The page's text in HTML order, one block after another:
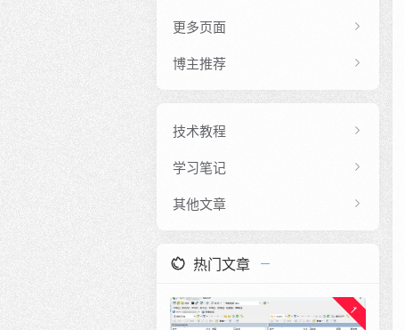
更多页面
博主推荐
技术教程
学习笔记
其他文章
热门文章
1